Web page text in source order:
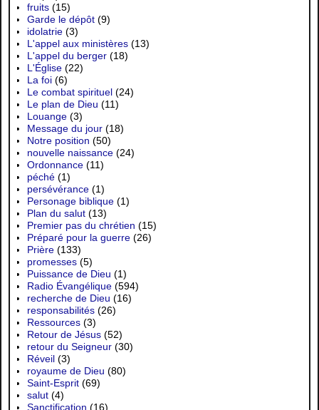
fruits (15)
Garde le dépôt (9)
idolatrie (3)
L'appel aux ministères (13)
L'appel du berger (18)
L'Église (22)
La foi (6)
Le combat spirituel (24)
Le plan de Dieu (11)
Louange (3)
Message du jour (18)
Notre position (50)
nouvelle naissance (24)
Ordonnance (11)
péché (1)
persévérance (1)
Personage biblique (1)
Plan du salut (13)
Premier pas du chrétien (15)
Préparé pour la guerre (26)
Prière (133)
promesses (5)
Puissance de Dieu (1)
Radio Évangélique (594)
recherche de Dieu (16)
responsabilités (26)
Ressources (3)
Retour de Jésus (52)
retour du Seigneur (30)
Réveil (3)
royaume de Dieu (80)
Saint-Esprit (69)
salut (4)
Sanctification (16)